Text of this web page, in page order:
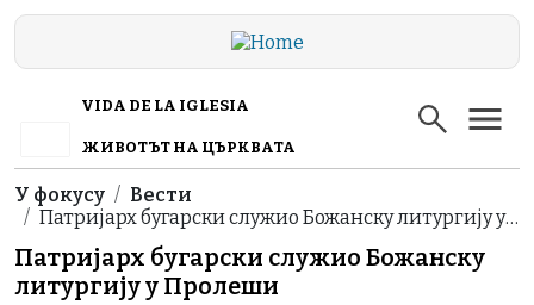
Skip to main content
VIDA DE LA IGLESIA
ЖИВОТЪТ НА ЦЪРКВАТА
Breadcrumb
У фокусу
Вести
Патријарх бугарски служио Божанску литургију у…
Патријарх бугарски служио Божанску
литургију у Пролеши